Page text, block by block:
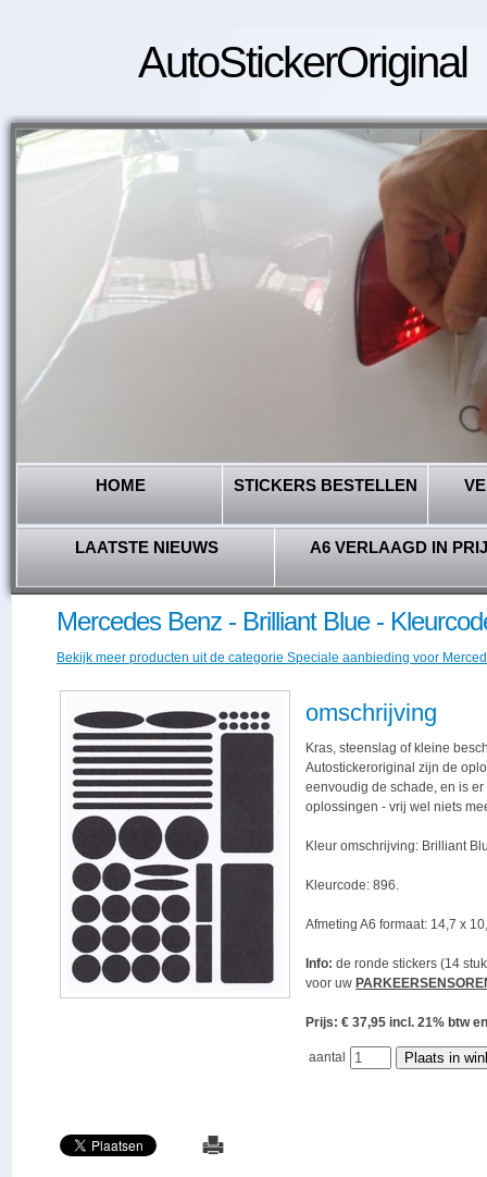
AutoStickerOriginal
HOME STICKERS BESTELLEN
LAATSTE NIEUWS A6 VERLAAGD IN
Mercedes Benz - Brilliant Blue -
Bekijk meer producten uit de categorie Speciale aanbieding voor
omschrijving
Kras, steenslag of kleine
Autostickeroriginal zijn de
eenvoudig de schade, en is
oplossingen - vrij wel niets
Kleur omschrijving: Brilliant
Kleurcode: 896.
Afmeting A6 formaat: 14,7 x
Info: de ronde stickers (14
voor uw
Prijs: € 37,95 incl. 21% btw
aantal